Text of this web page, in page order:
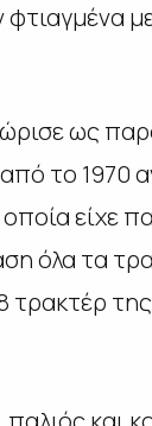
ως
το 1970
οποία
όλα τα
τρακτέρ